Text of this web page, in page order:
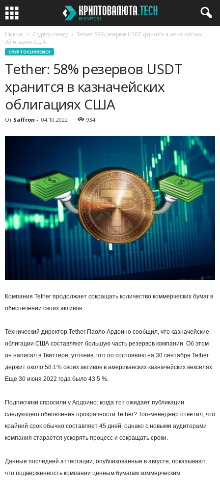
Главная Cryptocurrency
Tether: 58% резервов USDT хранится в казначейских
облигациях США
CRYPTOCURRENCY
Tether: 58% резервов USDT
хранится в казначейских
облигациях США
От Saffron - 04.10.2022 934
Компания Tether продолжает сокращать количество коммерческих бумаг в
обеспечении своих активов.
Технический директор Tether Паоло Ардоино сообщил, что казначейские
облигации США составляют большую часть резервов компании. Об этом
он написал в Твиттере, уточнив, что по состоянию на 30 сентября Tether
держит около 58.1% своих активов в американских казначейских векселях.
Еще 30 июня 2022 года было 43.5 %.
Подписчики спросили у Ардоино: когда тот ожидает публикации
следующего обновления прозрачности Tether? Топ-менеджер ответил, что
крайний срок обычно составляет 45 дней, однако с новыми аудиторами
компания старается ускорять процесс и сокращать сроки.
Данные последней аттестации, опубликованные в августе, показывают,
что подверженность компании ценным бумагам коммерческим